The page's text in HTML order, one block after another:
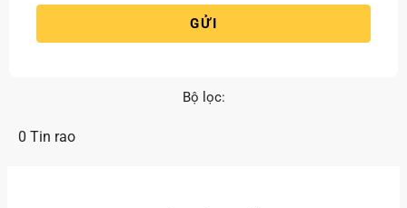
GỬI
0 Tin rao
Bộ lọc: